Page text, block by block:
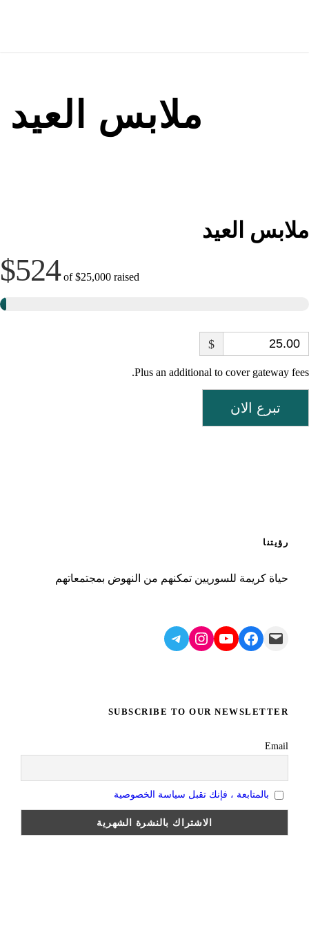
ملابس العيد
ملابس العيد
$524of$25,000 raised
$
Plus an additional to cover gateway fees.
تبرع الان
رؤيتنا
حياة كريمة للسوريين تمكنهم من النهوض بمجتمعاتهم
Mail
Facebook
YouTube
Instagram
Telegram
SUBSCRIBE TO OUR NEWSLETTER
Email
بالمتابعة ، فإنك تقبل سياسة الخصوصية